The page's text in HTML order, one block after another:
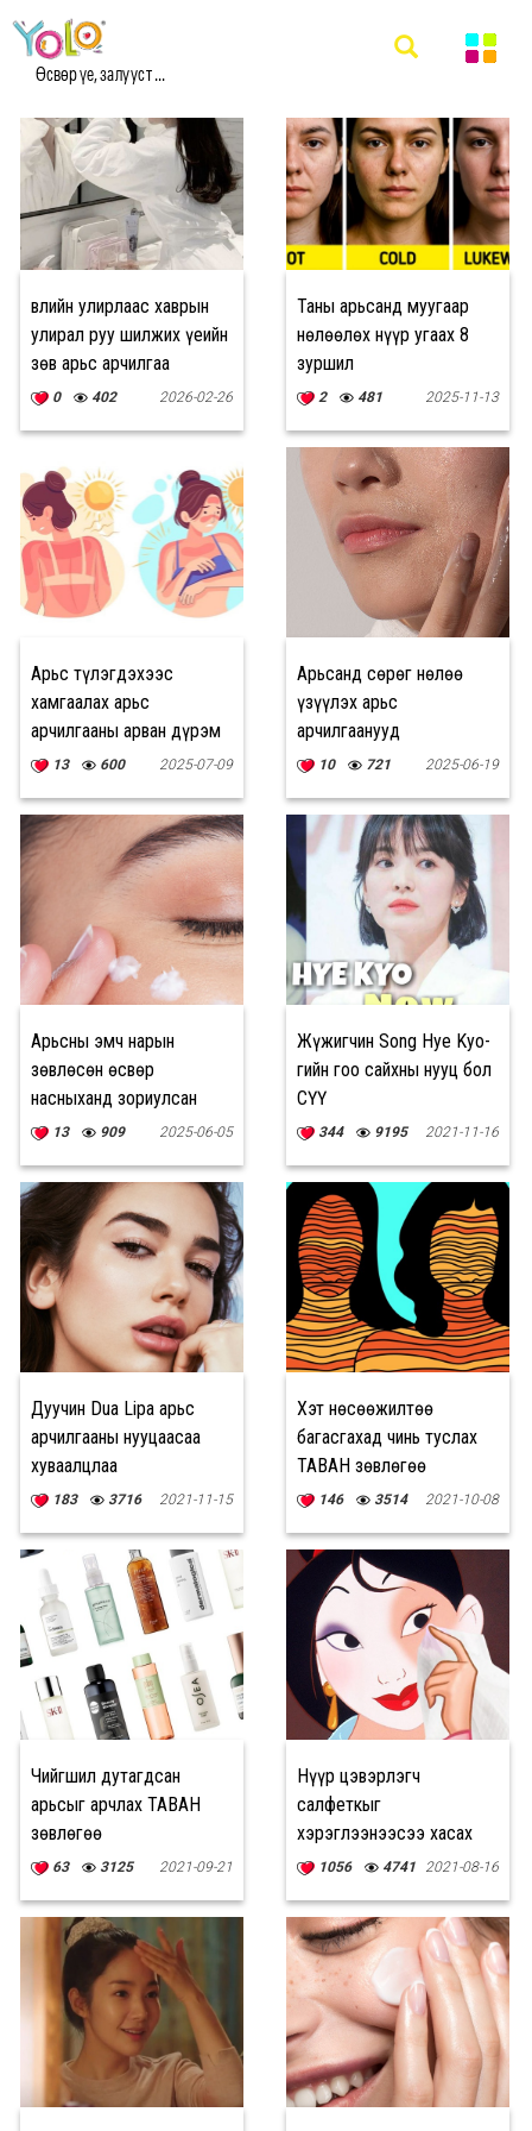
Өсвөр үе, залууст ...
#АРЬС АРЧИЛГАА МЭДЭЭ
Өвлийн улирлаас хаврын
улирал руу шилжих үеийн
зөв арьс арчилгаа
0 402 2026-02-26
Таны арьсанд муугаар
нөлөөлөх нүүр угаах 8
зуршил
2 481 2025-11-13
Арьс түлэгдэхээс
хамгаалах арьс
арчилгааны арван дүрэм
13 600 2025-07-09
Арьсанд сөрөг нөлөө
үзүүлэх арьс
арчилгаанууд
10 721 2025-06-19
Арьсны эмч нарын
зөвлөсөн өсвөр
насныханд зориулсан
зуны арьс арчилгаа
13 909 2025-06-05
Жүжигчин Song Hye Kyo-
гийн гоо сайхны нууц бол
СҮҮ
344 9195 2021-11-16
Дуучин Dua Lipa арьс
арчилгааны нууцаасаа
хуваалцлаа
183 3716 2021-11-15
Хэт нөсөөжилтөө
багасгахад чинь туслах
ТАВАН зөвлөгөө
146 3514 2021-10-08
Чийгшил дутагдсан
арьсыг арчлах ТАВАН
зөвлөгөө
63 3125 2021-09-21
Нүүр цэвэрлэгч
салфеткыг
хэрэглээнээсээ хасах
ДӨРВӨН шалтгаан
1056 4741 2021-08-16